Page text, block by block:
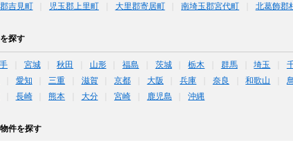
吉見町 児玉郡上里町 大里郡寄居町 南埼玉郡宮代町 北葛飾郡
探す
宮城 秋田 山形 福島 茨城 栃木 群馬 埼玉
愛知 三重 滋賀 京都 大阪 兵庫 奈良 和歌山
長崎 熊本 大分 宮崎 鹿児島 沖縄
件を探す